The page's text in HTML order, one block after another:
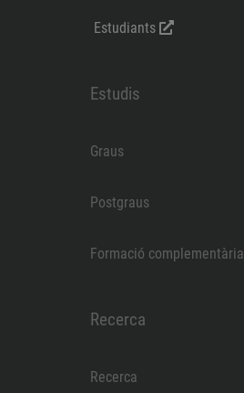
Estudiants
Estudis
Graus
Postgraus
Formació complementària
Recerca
Recerca